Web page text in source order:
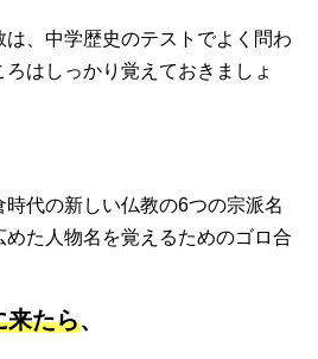
、中学歴史のテストでよく問わ
はしっかり覚えておきましょ
代の新しい仏教の6つの宗派名
た人物名を覚えるためのゴロ合
来たら、